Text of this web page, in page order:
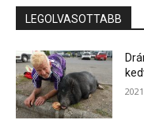
LEGOLVASOTTABB